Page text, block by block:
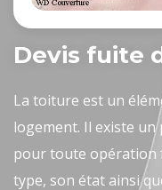
Devis fuite
La toiture est un
logement. Il existe
pour toute opération
type, son état ainsi